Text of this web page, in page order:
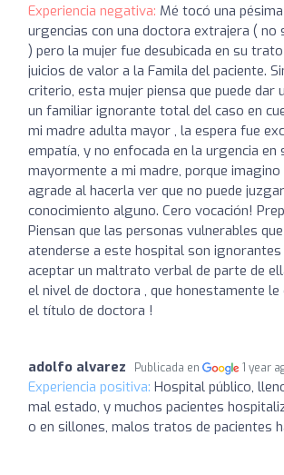
Experiencia negativa: Mé tocó una
urgencias con una doctora extrajera ( no
) pero la mujer fue desubicada en su
juicios de valor a la Famila del paciente.
criterio, esta mujer piensa que puede dar
un familiar ignorante total del caso en
mi madre adulta mayor , la espera fue
empatía, y no enfocada en la urgencia en
mayormente a mi madre, porque
agrade al hacerla ver que no puede
conocimiento alguno. Cero vocación!
Piensan que las personas vulnerables
atenderse a este hospital son ignorantes
aceptar un maltrato verbal de parte de
el nivel de doctora , que honestamente le
el título de doctora !
adolfo alvarez Publicada en 1 year
Experiencia positiva: Hospital público,
mal estado, y muchos pacientes
o en sillones, malos tratos de pacientes